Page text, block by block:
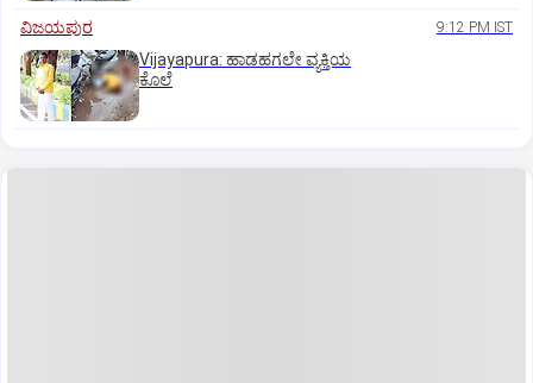
ವಿಜಯಪುರ 9:12 PM IST
Vijayapura: ಹಾಡಹಗಲೇ ವ್ಯಕ್ತಿಯ
ಕೊಲೆ